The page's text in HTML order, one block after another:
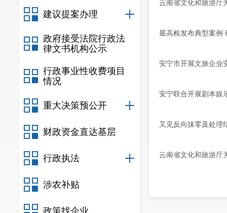
建议提案办理
政府接受法院行政法
律文书机构公示
行政事业性收费项目
情况
重大决策预公开
财政资金直达基层
行政执法
涉农补贴
政策找企业
云南省文化和旅游厅
最高检发布典型案例
安宁市开展文旅企业
安宁联合开展剧本娱
又见反向抹零及处理
云南省文化和旅游厅